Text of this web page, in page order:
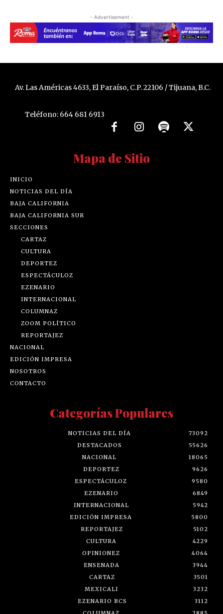
- Advertisement -
Av. Las Américas 4633, El Paraíso, C.P. 22106 / Tijuana, B.C.
Teléfono: 664 681 6913
Mapa de Sitio
INICIO
NOTICIAS DEL DÍA
BAJA CALIFORNIA
BAJA CALIFORNIA SUR
SECCIONES
CARTAZ
CULTURA
DEPORTEZ
ESPECTÁCULOZ
EZENARIO
INTERNACIONAL
COLUMNAZ
ZOOM POLÍTICO
REPORTAJEZ
NACIONAL
EDICIÓN IMPRESA
NOSOTROS
CONTACTO
Categorías Populares
NOTICIAS DEL DÍA
73092
DESTACADOS
55626
NACIONAL
18065
DEPORTEZ
9626
ESPECTÁCULOZ
9580
EZENARIO
6849
INTERNACIONAL
5942
EDICIÓN IMPRESA
5800
REPORTAJEZ
5102
CULTURA
4229
OPINIONEZ
4064
ENSENADA
3944
CARTAZ
3501
MEXICALI
3232
EZENARIO BCS
3112